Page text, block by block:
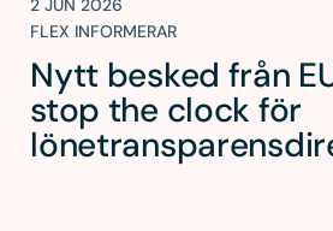
2 JUN 2026
FLEX INFORMERAR
Nytt besked från
stop the clock för